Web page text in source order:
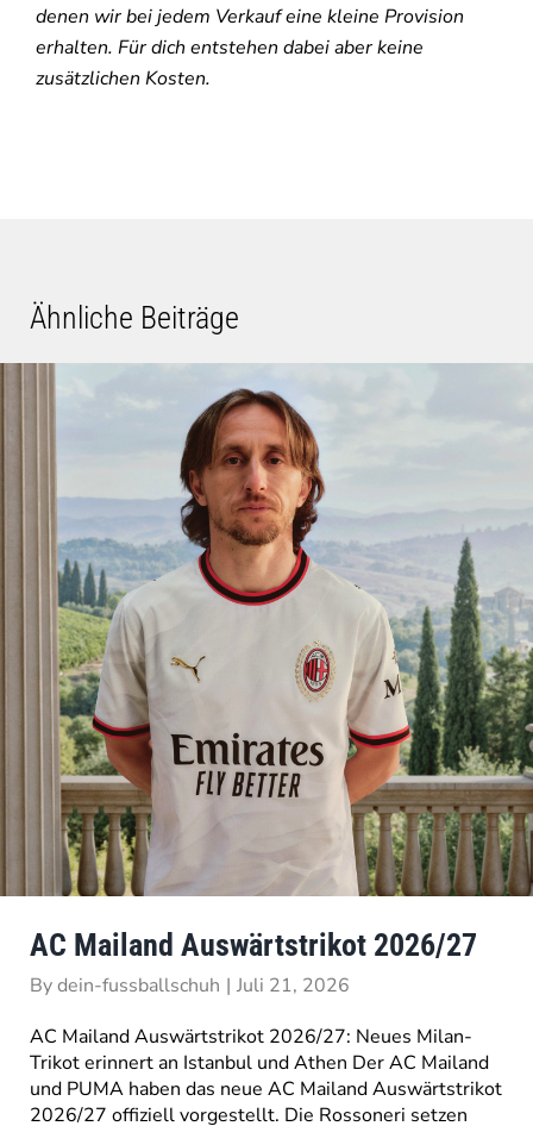
denen wir bei jedem Verkauf eine kleine Provision
erhalten. Für dich entstehen dabei aber keine
zusätzlichen Kosten.
Ähnliche Beiträge
AC Mailand Auswärtstrikot 2026/27
Bydein-fussballschuh | Juli 21, 2026
AC Mailand Auswärtstrikot 2026/27: Neues Milan-
Trikot erinnert an Istanbul und Athen Der AC Mailand
und PUMA haben das neue AC Mailand Auswärtstrikot
2026/27 offiziell vorgestellt. Die Rossoneri setzen